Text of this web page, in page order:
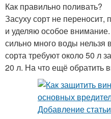
Как правильно поливать?
Засуху сорт не переносит,
и уделяю особое
сильно много воды нельзя
сорта требуют около 50 л
20 л. На что ещё обратить